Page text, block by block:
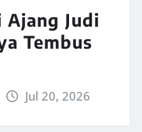
Ajang Judi
Tembus
Jul 20, 2026